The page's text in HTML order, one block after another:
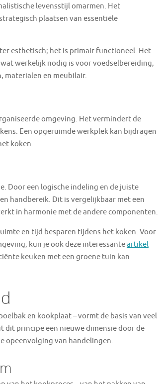
levensstijl omarmen. Het
plaatsen van essentiële
esthetisch; het is primair functioneel. Het
werkelijk nodig is voor voedselbereiding,
materialen en meubilair.
omgeving. Het vermindert de
Een opgeruimde werkplek kan bijdragen
koken.
Door een logische indeling en de juiste
handbereik. Dit is vergelijkbaar met een
in harmonie met de andere componenten.
en tijd besparen tijdens het koken. Voor
kun je ook deze interessanteartikel
keuken met een groene tuin kan
en kookplaat – vormt de basis van veel
principe een nieuwe dimensie door de
opeenvolging van handelingen.